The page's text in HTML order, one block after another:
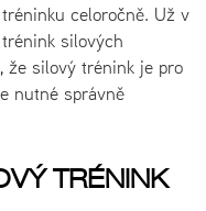
celoročně. Už v
silových
že silový trénink je pro
nutné správně
TRÉNINK